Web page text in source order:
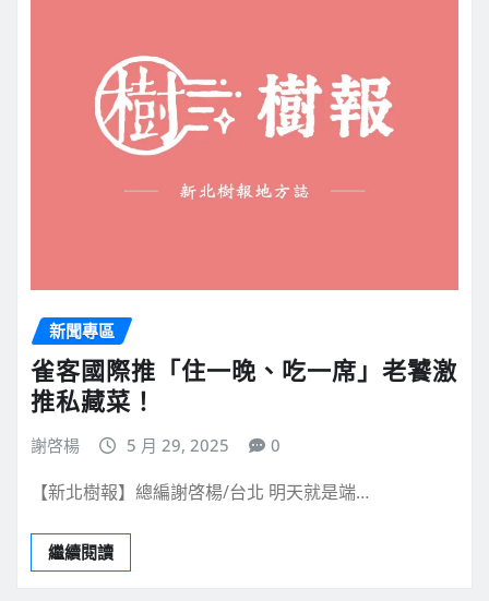
新聞專區
雀客國際推「住一晚、吃一席」老饕激
推私藏菜！
謝啓楊 5 月 29, 2025 0
【新北樹報】總編謝啓楊/台北 明天就是端…
繼續閱讀